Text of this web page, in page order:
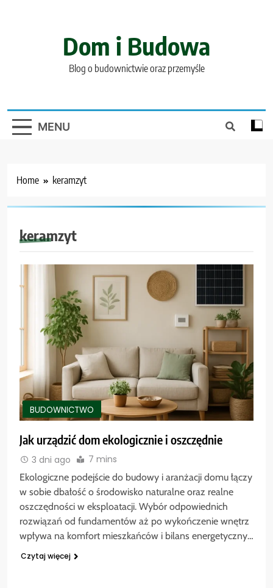
Dom i Budowa
Blog o budownictwie oraz przemyśle
MENU
Home keramzyt
keramzyt
BUDOWNICTWO
Jak urządzić dom ekologicznie i oszczędnie
3 dni ago 7 mins
Ekologiczne podejście do budowy i aranżacji domu łączy
w sobie dbałość o środowisko naturalne oraz realne
oszczędności w eksploatacji. Wybór odpowiednich
rozwiązań od fundamentów aż po wykończenie wnętrz
wpływa na komfort mieszkańców i bilans energetyczny…
Czytaj więcej